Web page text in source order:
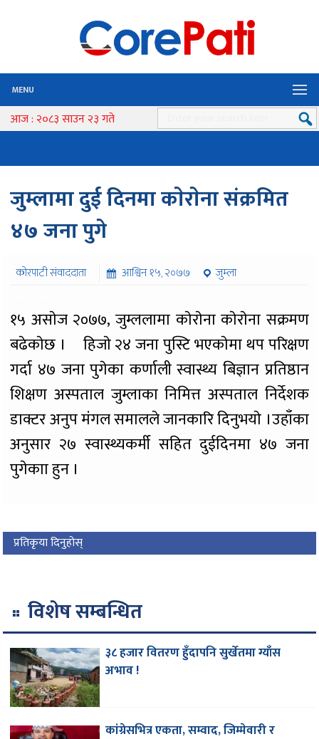
MENU
आज : २०८३ साउन २३ गते
जुम्लामा दुई दिनमा काेराेना संक्रमित
४७ जना पुगे
कोरपाटी संवाददाता आश्विन १५, २०७७
जुम्ला
१५ असाेज २०७७, जुम्ललामा काेराेना काेराेना सक्रमण
बढेकाेछ । हिजाे २४ जना पुस्टि भएकाेमा थप परिक्षण
गर्दा ४७ जना पुगेका कर्णाली स्वास्थ्य बिज्ञान प्रतिष्ठान
शिक्षण अस्पताल जुम्लाका निमित्त अस्पताल निर्देशक
डाक्टर अनुप मंंगल समालले जानकारि दिनुभयाे ।उहाँका
अनुसार २७ स्वास्थ्यकर्मी सहित दुईदिनमा ४७ जना
पुगेकाा हुन ।
प्रतिकृया दिनुहोस्
विशेष सम्बन्धित
३८ हजार वितरण हुँदापनि सुर्खेतमा ग्याँस
अभाव !
कांग्रेसभित्र एकता, सम्वाद, जिम्मेवारी र